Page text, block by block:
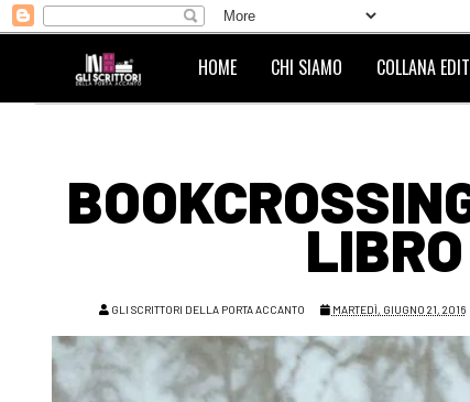
HOME CHI SIAMO COLLANA
GLI SCRITTORI DELLA PORTA ACCANTO MARTEDÌ, GIUGNO 21, 2016